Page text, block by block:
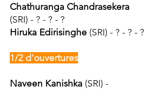
Chathuranga Chandrasekera
(SRI) - ? - ? - ?
Hiruka Edirisinghe (SRI) - ? - ? - ?
1/2 d'ouvertures
Naveen Kanishka (SRI) -